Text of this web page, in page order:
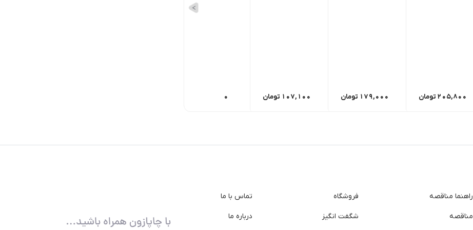
205,800 تومان 179,000 تومان 107,100 تومان 58,700
راهنما مناقصه
مناقصه
فروشگاه
شگفت انگیز
تماس با ما
درباره ما